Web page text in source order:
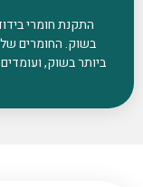
התקנת חומרי
בשוק. החומרים
ביותר בשוק,